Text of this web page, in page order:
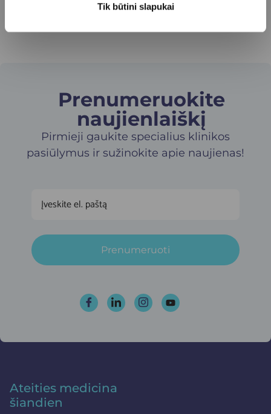
Tik būtini slapukai
Prenumeruokite
naujienlaiškį​
Pirmieji gaukite specialius klinikos
pasiūlymus ir sužinokite apie naujienas!
Prenumeruoti
Ateities medicina
šiandien